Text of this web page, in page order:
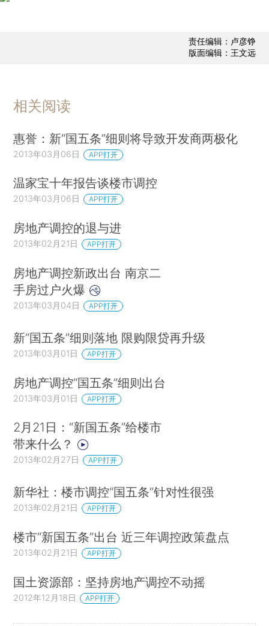
责任编辑：卢彦铮
版面编辑：王文远
相关阅读
惠誉：新“国五条”细则将导致开发商两极化
2013年03月06日 APP打开
温家宝十年报告谈楼市调控
2013年03月06日 APP打开
房地产调控的退与进
2013年02月21日 APP打开
房地产调控新政出台 南京二
手房过户火爆
2013年03月04日 APP打开
新“国五条”细则落地 限购限贷再升级
2013年03月01日 APP打开
房地产调控“国五条”细则出台
2013年03月01日 APP打开
2月21日：“新国五条”给楼市
带来什么？
2013年02月27日 APP打开
新华社：楼市调控“国五条”针对性很强
2013年02月21日 APP打开
楼市“新国五条”出台 近三年调控政策盘点
2013年02月21日 APP打开
国土资源部：坚持房地产调控不动摇
2012年12月18日 APP打开